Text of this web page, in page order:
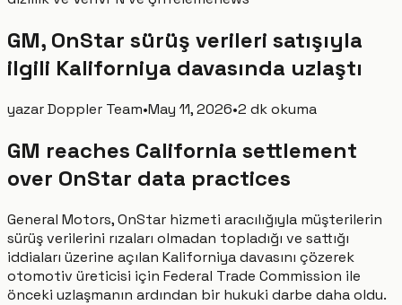
GM, OnStar sürüş verileri satışıyla
ilgili Kaliforniya davasında uzlaştı
yazarDoppler Team•May 11, 2026•2 dk okuma
GM reaches California settlement
over OnStar data practices
General Motors, OnStar hizmeti aracılığıyla müşterilerin
sürüş verilerini rızaları olmadan topladığı ve sattığı
iddiaları üzerine açılan Kaliforniya davasını çözerek
otomotiv üreticisi için Federal Trade Commission ile
önceki uzlaşmanın ardından bir hukuki darbe daha oldu.